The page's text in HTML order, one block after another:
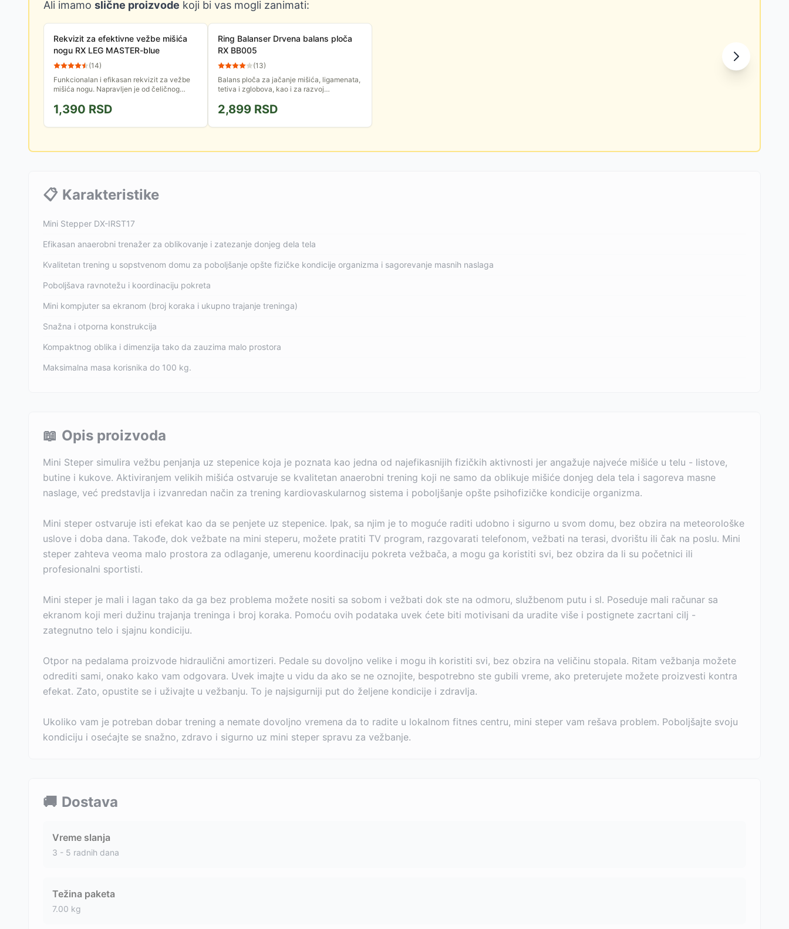
Ali imamo slične proizvode koji bi vas mogli zanimati:
Rekvizit za efektivne vežbe mišića
nogu RX LEG MASTER-blue
(14)
Funkcionalan i efikasan rekvizit za vežbe
mišića nogu. Napravljen je od čeličnog
penom.
1,390 RSD
Ring Balanser Drvena balans ploča
RX BB005
(13)
Balans ploča za jačanje mišića, ligamenata,
tetiva i zglobova, kao i za razvoj
2,899 RSD
📋 Karakteristike
Mini Stepper DX-IRST17
Efikasan anaerobni trenažer za oblikovanje i zatezanje donjeg dela tela
Kvalitetan trening u sopstvenom domu za poboljšanje opšte fizičke kondicije organizma i sagorevanje masnih naslaga
Poboljšava ravnotežu i koordinaciju pokreta
Mini kompjuter sa ekranom (broj koraka i ukupno trajanje treninga)
Snažna i otporna konstrukcija
Kompaktnog oblika i dimenzija tako da zauzima malo prostora
Maksimalna masa korisnika do 100 kg.
📖 Opis proizvoda
Mini Steper simulira vežbu penjanja uz stepenice koja je poznata kao jedna od najefikasnijih fizičkih aktivnosti jer angažuje najveće mišiće u telu - listove,
butine i kukove. Aktiviranjem velikih mišića ostvaruje se kvalitetan anaerobni trening koji ne samo da oblikuje mišiće donjeg dela tela i sagoreva masne
naslage, već predstavlja i izvanredan način za trening kardiovaskularnog sistema i poboljšanje opšte psihofizičke kondicije organizma.
Mini steper ostvaruje isti efekat kao da se penjete uz stepenice. Ipak, sa njim je to moguće raditi udobno i sigurno u svom domu, bez obzira na meteorološke
uslove i doba dana. Takođe, dok vežbate na mini steperu, možete pratiti TV program, razgovarati telefonom, vežbati na terasi, dvorištu ili čak na poslu. Mini
steper zahteva veoma malo prostora za odlaganje, umerenu koordinaciju pokreta vežbača, a mogu ga koristiti svi, bez obzira da li su početnici ili
profesionalni sportisti.
Mini steper je mali i lagan tako da ga bez problema možete nositi sa sobom i vežbati dok ste na odmoru, službenom putu i sl. Poseduje mali računar sa
ekranom koji meri dužinu trajanja treninga i broj koraka. Pomoću ovih podataka uvek ćete biti motivisani da uradite više i postignete zacrtani cilj -
zategnutno telo i sjajnu kondiciju.
Otpor na pedalama proizvode hidraulični amortizeri. Pedale su dovoljno velike i mogu ih koristiti svi, bez obzira na veličinu stopala. Ritam vežbanja možete
odrediti sami, onako kako vam odgovara. Uvek imajte u vidu da ako se ne oznojite, bespotrebno ste gubili vreme, ako preterujete možete proizvesti kontra
efekat. Zato, opustite se i uživajte u vežbanju. To je najsigurniji put do željene kondicije i zdravlja.
Ukoliko vam je potreban dobar trening a nemate dovoljno vremena da to radite u lokalnom fitnes centru, mini steper vam rešava problem. Poboljšajte svoju
kondiciju i osećajte se snažno, zdravo i sigurno uz mini steper spravu za vežbanje.
🚚 Dostava
Vreme slanja
3 - 5 radnih dana
Težina paketa
7.00 kg